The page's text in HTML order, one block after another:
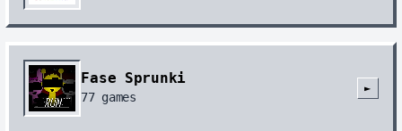
Fase Sprunki
77games
►